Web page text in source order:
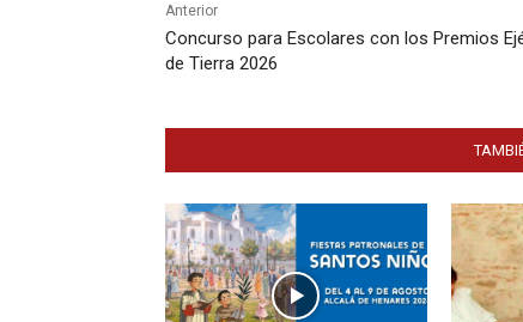
Anterior
Concurso para Escolares con los Premios
de Tierra 2026